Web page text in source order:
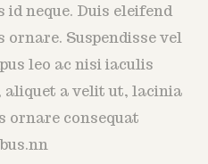
neque. Duis eleifend
ornare. Suspendisse vel
leo ac nisi iaculis
aliquet a velit ut, lacinia
ornare consequat